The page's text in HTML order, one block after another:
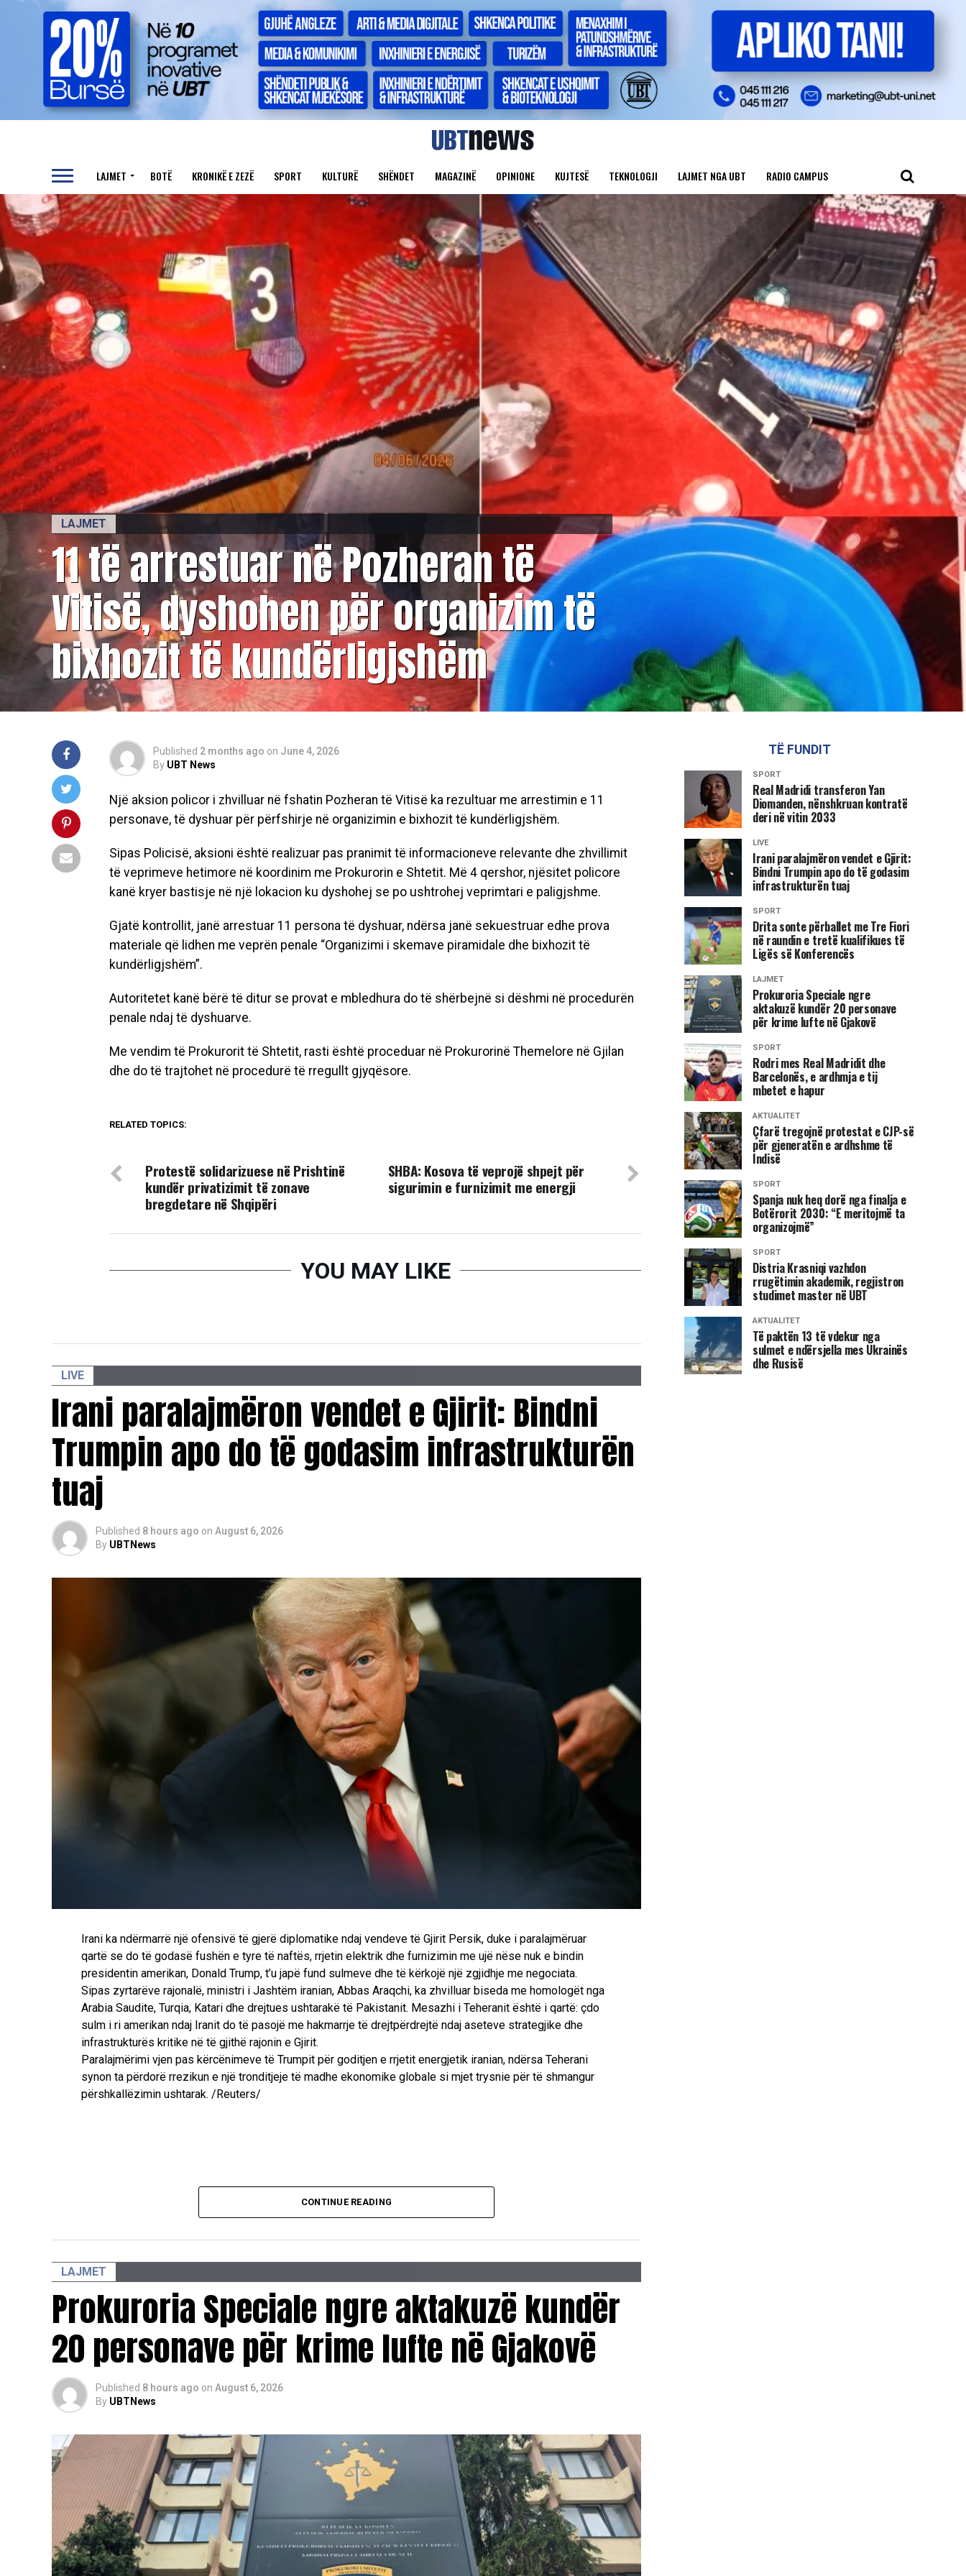
LAJMET BOTË KRONIKË E ZEZË SPORT KULTURË SHËNDET MAGAZINË OPINIONE KUJTESË TEKNOLOGJI LAJMET NGA UBT RADIO CAMPUS
LAJMET
11 të arrestuar në Pozheran të
Vitisë, dyshohen për organizim të
bixhozit të kundërligjshëm
Published 2 months ago on June 4, 2026
By UBT News
Një aksion policor i zhvilluar në fshatin Pozheran të Vitisë ka rezultuar me arrestimin e 11
personave, të dyshuar për përfshirje në organizimin e bixhozit të kundërligjshëm.
Sipas Policisë, aksioni është realizuar pas pranimit të informacioneve relevante dhe zhvillimit
të veprimeve hetimore në koordinim me Prokurorin e Shtetit. Më 4 qershor, njësitet policore
kanë kryer bastisje në një lokacion ku dyshohej se po ushtrohej veprimtari e paligjshme.
Gjatë kontrollit, janë arrestuar 11 persona të dyshuar, ndërsa janë sekuestruar edhe prova
materiale që lidhen me veprën penale “Organizimi i skemave piramidale dhe bixhozit të
kundërligjshëm”.
Autoritetet kanë bërë të ditur se provat e mbledhura do të shërbejnë si dëshmi në procedurën
penale ndaj të dyshuarve.
Me vendim të Prokurorit të Shtetit, rasti është proceduar në Prokurorinë Themelore në Gjilan
dhe do të trajtohet në procedurë të rregullt gjyqësore.
RELATED TOPICS:
SHBA: Kosova të veprojë shpejt për
sigurimin e furnizimit me energji
Protestë solidarizuese në Prishtinë
kundër privatizimit të zonave
bregdetare në Shqipëri
YOU MAY LIKE
LIVE
Irani paralajmëron vendet e Gjirit: Bindni
Trumpin apo do të godasim infrastrukturën
tuaj
Published 8 hours ago on August 6, 2026
By UBTNews
Irani ka ndërmarrë një ofensivë të gjerë diplomatike ndaj vendeve të Gjirit Persik, duke i paralajmëruar
qartë se do të godasë fushën e tyre të naftës, rrjetin elektrik dhe furnizimin me ujë nëse nuk e bindin
presidentin amerikan, Donald Trump, t’u japë fund sulmeve dhe të kërkojë një zgjidhje me negociata.
Sipas zyrtarëve rajonalë, ministri i Jashtëm iranian, Abbas Araqchi, ka zhvilluar biseda me homologët nga
Arabia Saudite, Turqia, Katari dhe drejtues ushtarakë të Pakistanit. Mesazhi i Teheranit është i qartë: çdo
sulm i ri amerikan ndaj Iranit do të pasojë me hakmarrje të drejtpërdrejtë ndaj aseteve strategjike dhe
infrastrukturës kritike në të gjithë rajonin e Gjirit.
Paralajmërimi vjen pas kërcënimeve të Trumpit për goditjen e rrjetit energjetik iranian, ndërsa Teherani
synon ta përdorë rrezikun e një tronditjeje të madhe ekonomike globale si mjet trysnie për të shmangur
përshkallëzimin ushtarak. /Reuters/
CONTINUE READING
LAJMET
Prokuroria Speciale ngre aktakuzë kundër
20 personave për krime lufte në Gjakovë
Published 8 hours ago on August 6, 2026
By UBTNews
TË FUNDIT
SPORT
Real Madridi transferon Yan
Diomanden, nënshkruan kontratë
deri në vitin 2033
LIVE
Irani paralajmëron vendet e Gjirit:
Bindni Trumpin apo do të godasim
infrastrukturën tuaj
SPORT
Drita sonte përballet me Tre Fiori
në raundin e tretë kualifikues të
Ligës së Konferencës
LAJMET
Prokuroria Speciale ngre
aktakuzë kundër 20 personave
për krime lufte në Gjakovë
SPORT
Rodri mes Real Madridit dhe
Barcelonës, e ardhmja e tij
mbetet e hapur
AKTUALITET
Çfarë tregojnë protestat e CJP-së
për gjeneratën e ardhshme të
Indisë
SPORT
Spanja nuk heq dorë nga finalja e
Botërorit 2030: “E meritojmë ta
organizojmë”
SPORT
Distria Krasniqi vazhdon
rrugëtimin akademik, regjistron
studimet master në UBT
AKTUALITET
Të paktën 13 të vdekur nga
sulmet e ndërsjella mes Ukrainës
dhe Rusisë